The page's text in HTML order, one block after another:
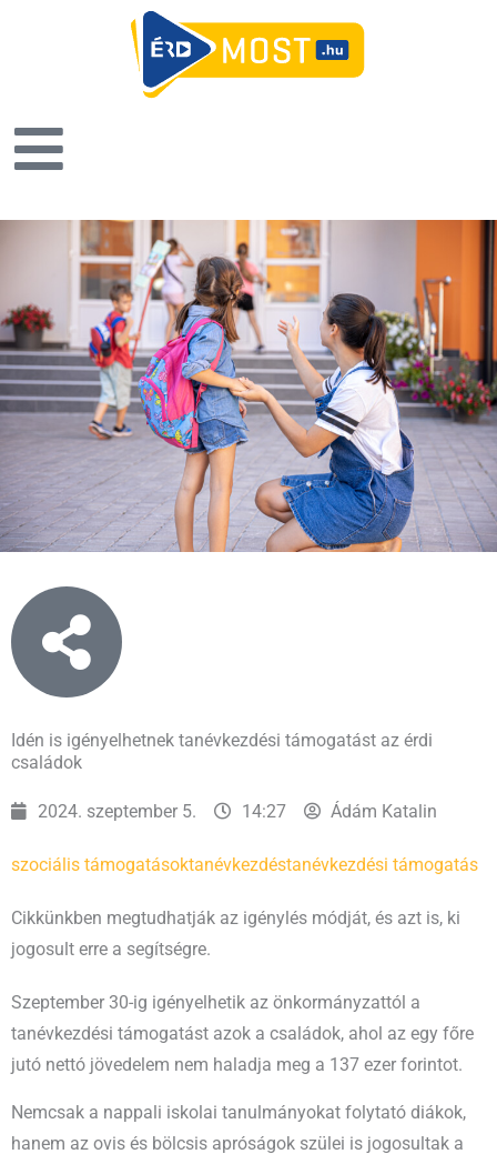
Idén is igényelhetnek tanévkezdési támogatást az érdi
családok
2024. szeptember 5. 14:27 Ádám Katalin
szociális támogatásoktanévkezdéstanévkezdési támogatás
Cikkünkben megtudhatják az igénylés módját, és azt is, ki
jogosult erre a segítségre.
Szeptember 30-ig igényelhetik az önkormányzattól a
tanévkezdési támogatást azok a családok, ahol az egy főre
jutó nettó jövedelem nem haladja meg a 137 ezer forintot.
Nemcsak a nappali iskolai tanulmányokat folytató diákok,
hanem az ovis és bölcsis apróságok szülei is jogosultak a